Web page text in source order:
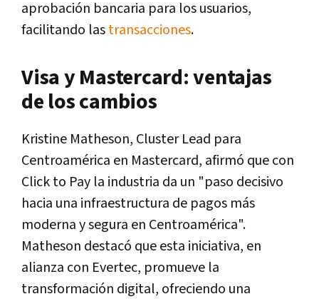
aprobación bancaria para los usuarios,
facilitando lastransacciones.
Visa y Mastercard: ventajas
de los cambios
Kristine Matheson, Cluster Lead para
Centroamérica en Mastercard, afirmó que con
Click to Pay la industria da un "paso decisivo
hacia una infraestructura de pagos más
moderna y segura en Centroamérica".
Matheson destacó que esta iniciativa, en
alianza con Evertec, promueve la
transformación digital, ofreciendo una